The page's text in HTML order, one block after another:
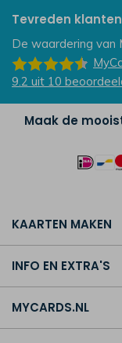
Tevreden klanten
De waardering van
9.2 uit 10
Maak de
KAARTEN MAKEN
INFO EN EXTRA'S
MYCARDS.NL